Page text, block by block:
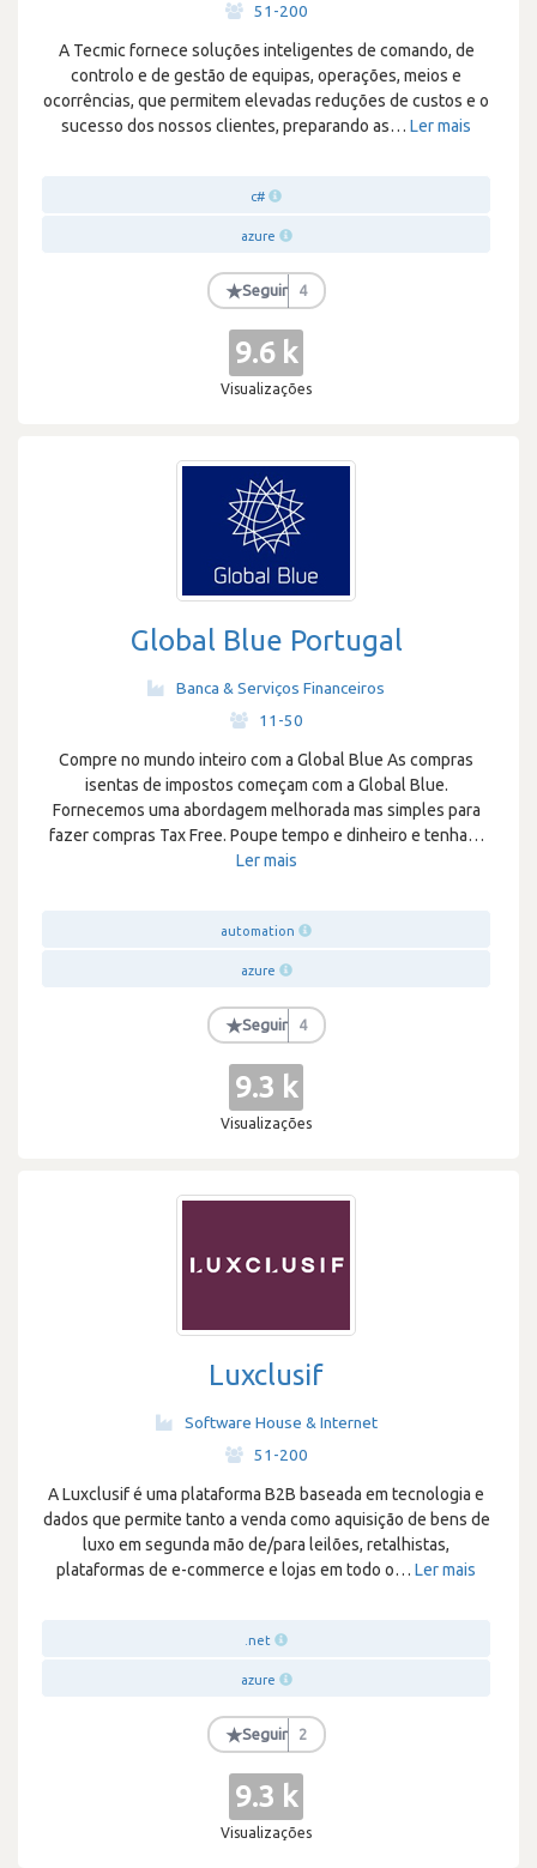
51-200
A Tecmic fornece soluções inteligentes de comando, de
controlo e de gestão de equipas, operações, meios e
ocorrências, que permitem elevadas reduções de custos e o
sucesso dos nossos clientes, preparando as… Ler mais
c#
azure
★Seguir 4
9.6 k
Visualizações
Global Blue Portugal
Banca & Serviços Financeiros
11-50
Compre no mundo inteiro com a Global Blue As compras
isentas de impostos começam com a Global Blue.
Fornecemos uma abordagem melhorada mas simples para
fazer compras Tax Free. Poupe tempo e dinheiro e tenha…
Ler mais
automation
azure
★Seguir 4
9.3 k
Visualizações
Luxclusif
Software House & Internet
51-200
A Luxclusif é uma plataforma B2B baseada em tecnologia e
dados que permite tanto a venda como aquisição de bens de
luxo em segunda mão de/para leilões, retalhistas,
plataformas de e-commerce e lojas em todo o… Ler mais
.net
azure
★Seguir 2
9.3 k
Visualizações